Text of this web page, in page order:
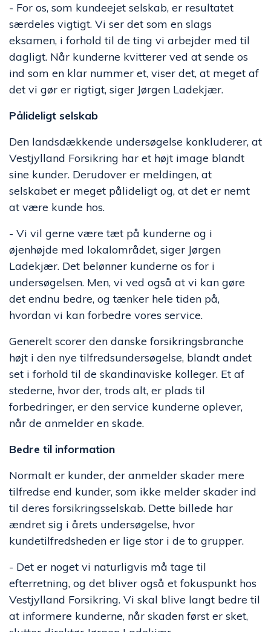
- For os, som kundeejet selskab, er resultatet
særdeles vigtigt. Vi ser det som en slags
eksamen, i forhold til de ting vi arbejder med til
dagligt. Når kunderne kvitterer ved at sende os
ind som en klar nummer et, viser det, at meget af
det vi gør er rigtigt, siger Jørgen Ladekjær.
Pålideligt selskab
Den landsdækkende undersøgelse konkluderer, at
Vestjylland Forsikring har et højt image blandt
sine kunder. Derudover er meldingen, at
selskabet er meget pålideligt og, at det er nemt
at være kunde hos.
- Vi vil gerne være tæt på kunderne og i
øjenhøjde med lokalområdet, siger Jørgen
Ladekjær. Det belønner kunderne os for i
undersøgelsen. Men, vi ved også at vi kan gøre
det endnu bedre, og tænker hele tiden på,
hvordan vi kan forbedre vores service.
Generelt scorer den danske forsikringsbranche
højt i den nye tilfredsundersøgelse, blandt andet
set i forhold til de skandinaviske kolleger. Et af
stederne, hvor der, trods alt, er plads til
forbedringer, er den service kunderne oplever,
når de anmelder en skade.
Bedre til information
Normalt er kunder, der anmelder skader mere
tilfredse end kunder, som ikke melder skader ind
til deres forsikringsselskab. Dette billede har
ændret sig i årets undersøgelse, hvor
kundetilfredsheden er lige stor i de to grupper.
- Det er noget vi naturligvis må tage til
efterretning, og det bliver også et fokuspunkt hos
Vestjylland Forsikring. Vi skal blive langt bedre til
at informere kunderne, når skaden først er sket,